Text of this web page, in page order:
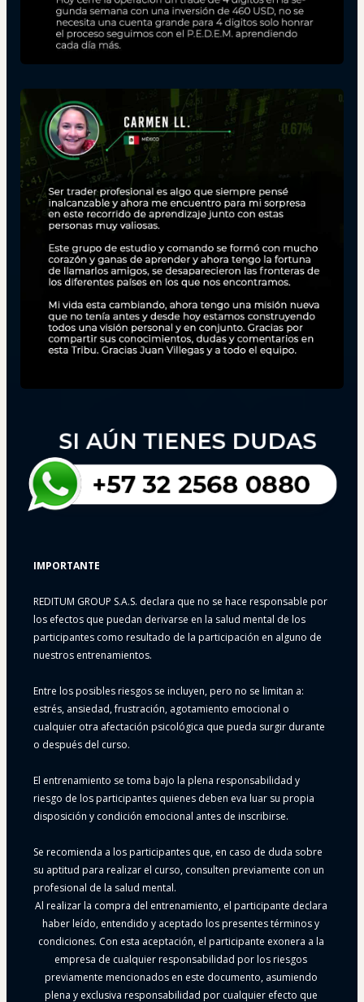
IMPORTANTE
REDITUM GROUP S.A.S. declara que no se hace responsable por
los efectos que puedan derivarse en la salud mental de los
participantes como resultado de la participación en alguno de
nuestros entrenamientos.
Entre los posibles riesgos se incluyen, pero no se limitan a:
estrés, ansiedad, frustración, agotamiento emocional o
cualquier otra afectación psicológica que pueda surgir durante
o después del curso.
El entrenamiento se toma bajo la plena responsabilidad y
riesgo de los participantes quienes deben eva luar su propia
disposición y condición emocional antes de inscribirse.
Se recomienda a los participantes que, en caso de duda sobre
su aptitud para realizar el curso, consulten previamente con un
profesional de la salud mental.
Al realizar la compra del entrenamiento, el participante declara
haber leído, entendido y aceptado los presentes términos y
condiciones. Con esta aceptación, el participante exonera a la
empresa de cualquier responsabilidad por los riesgos
previamente mencionados en este documento, asumiendo
plena y exclusiva responsabilidad por cualquier efecto que